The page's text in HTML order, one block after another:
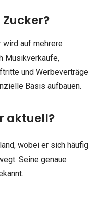
wird auf mehrere
Musikverkäufe,
und Werbeverträge
Basis aufbauen.
aktuell?
wobei er sich häufig
Seine genaue